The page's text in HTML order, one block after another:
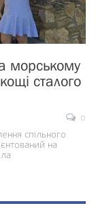
морському
сталого
0
спільного
на